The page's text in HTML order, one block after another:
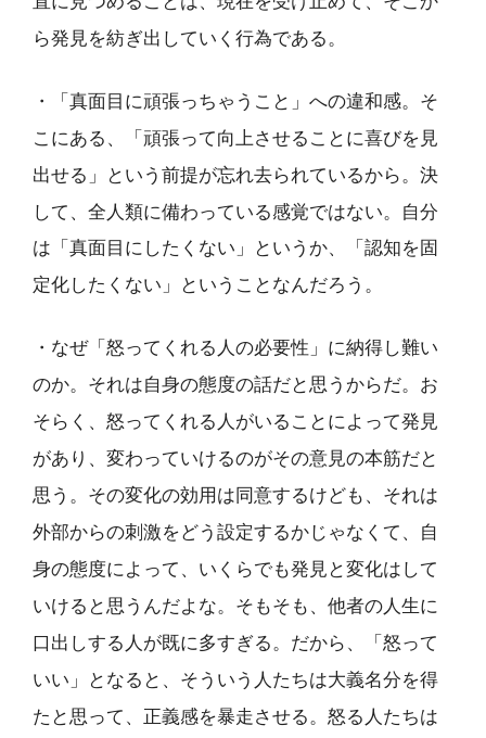
ら発見を紡ぎ出していく行為である。
・「真面目に頑張っちゃうこと」への違和感。そ
こにある、「頑張って向上させることに喜びを見
出せる」という前提が忘れ去られているから。決
して、全人類に備わっている感覚ではない。自分
は「真面目にしたくない」というか、「認知を固
定化したくない」ということなんだろう。
・なぜ「怒ってくれる人の必要性」に納得し難い
のか。それは自身の態度の話だと思うからだ。お
そらく、怒ってくれる人がいることによって発見
があり、変わっていけるのがその意見の本筋だと
思う。その変化の効用は同意するけども、それは
外部からの刺激をどう設定するかじゃなくて、自
身の態度によって、いくらでも発見と変化はして
いけると思うんだよな。そもそも、他者の人生に
口出しする人が既に多すぎる。だから、「怒って
いい」となると、そういう人たちは大義名分を得
たと思って、正義感を暴走させる。怒る人たちは